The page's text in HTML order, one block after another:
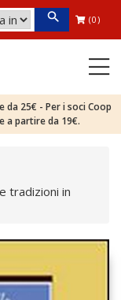
(0)
25€ - Per i soci Coop
a partire da 19€.
tradizioni in